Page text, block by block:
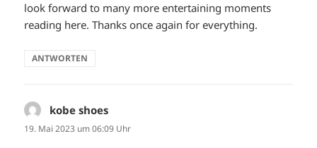
look forward to many more entertaining moments
reading here. Thanks once again for everything.
ANTWORTEN
kobe shoes
19. Mai 2023 um 06:09 Uhr